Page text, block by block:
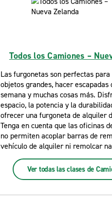
Todos los Camiones –
Las furgonetas son perfectas
objetos grandes, hacer escapadas
semana y muchas cosas más.
espacio, la potencia y la
ofrecer una furgoneta de alquiler
Tenga en cuenta que las oficinas
no permiten acoplar barras de
vehículo de alquiler ni remolcar
Ver todas las clases de